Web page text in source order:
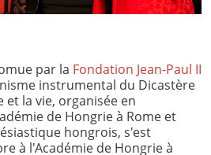
par la Fondation Jean-Paul II
instrumental du Dicastère
et la vie, organisée en
de Hongrie à Rome et
hongrois, s'est
à l'Académie de Hongrie à